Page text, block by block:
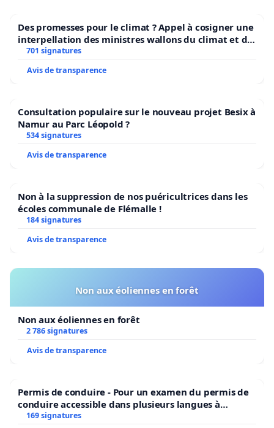
Des promesses pour le climat ? Appel à cosigner une
interpellation des ministres wallons du climat et de
l’environnement.
701 signatures
Avis de transparence
Consultation populaire sur le nouveau projet Besix à
Namur au Parc Léopold ?
534 signatures
Avis de transparence
Non à la suppression de nos puéricultrices dans les
écoles communale de Flémalle !
184 signatures
Avis de transparence
Non aux éoliennes en forêt
Non aux éoliennes en forêt
2 786 signatures
Avis de transparence
Permis de conduire - Pour un examen du permis de
conduire accessible dans plusieurs langues à
Bruxelles
169 signatures